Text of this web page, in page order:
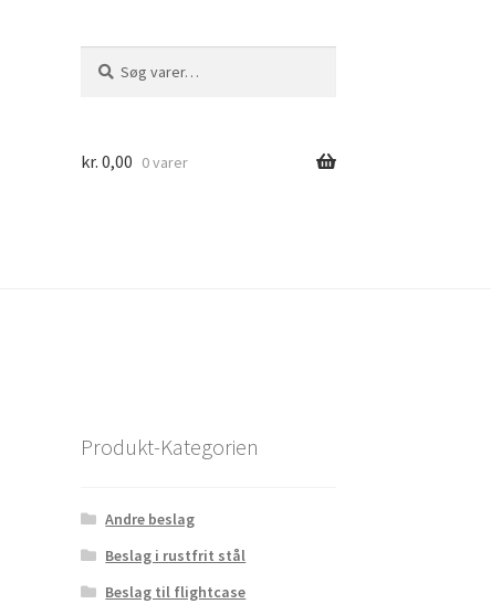
efter:
kr. 0,00 0 varer
Produkt-Kategorien
Andre beslag
Beslag i rustfrit stål
Beslag til flightcase